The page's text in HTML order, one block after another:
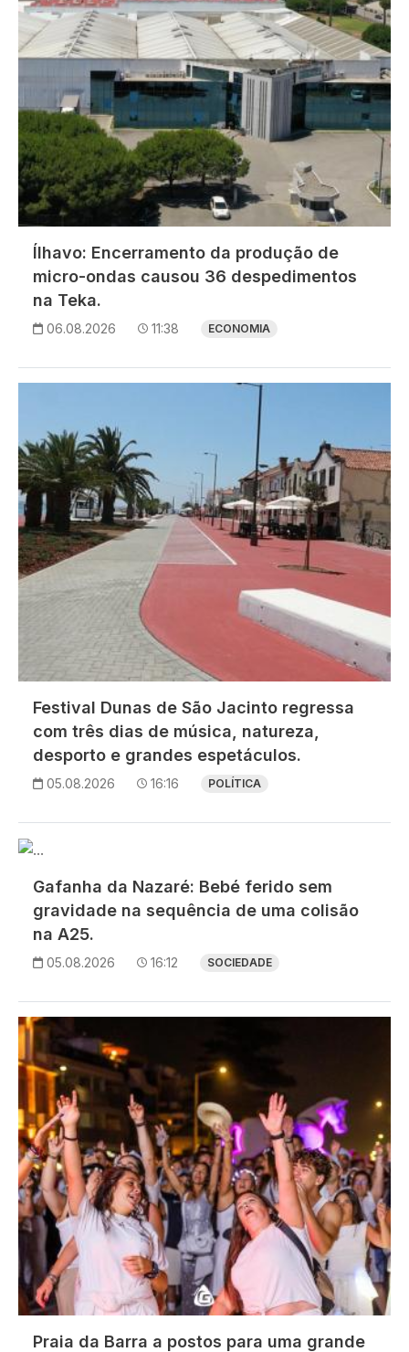
Ílhavo: Encerramento da produção de
micro-ondas causou 36 despedimentos
na Teka.
06.08.2026 11:38 ECONOMIA
Festival Dunas de São Jacinto regressa
com três dias de música, natureza,
desporto e grandes espetáculos.
05.08.2026 16:16 POLÍTICA
Imagem
Gafanha da Nazaré: Bebé ferido sem
gravidade na sequência de uma colisão
na A25.
05.08.2026 16:12 SOCIEDADE
Imagem
Praia da Barra a postos para uma grande